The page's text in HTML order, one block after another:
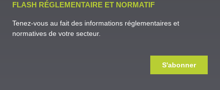
FLASH RÉGLEMENTAIRE ET NORMATIF
Tenez-vous au fait des informations réglementaires et
normatives de votre secteur.
S'abonner